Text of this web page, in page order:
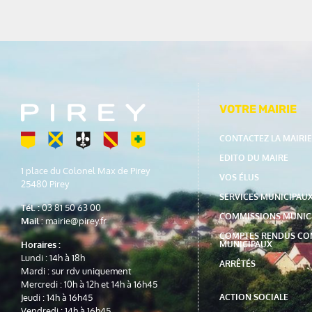
1 place du Colonel Max de Pirey
25480 Pirey
Tél. :03 81 50 63 00
Mail :mairie@pirey.fr
Horaires :
Lundi : 14h à 18h
Mardi : sur rdv uniquement
Mercredi : 10h à 12h et 14h à 16h45
Jeudi : 14h à 16h45
VOTRE MAIRIE
CONTACTEZ LA MAIRIE
EDITO DU MAIRE
VOS ÉLUS
SERVICES
COMMISSIONS
COMPTES RENDUS
MUNICIPAUX
ARRÊTÉS
ACTION SOCIALE